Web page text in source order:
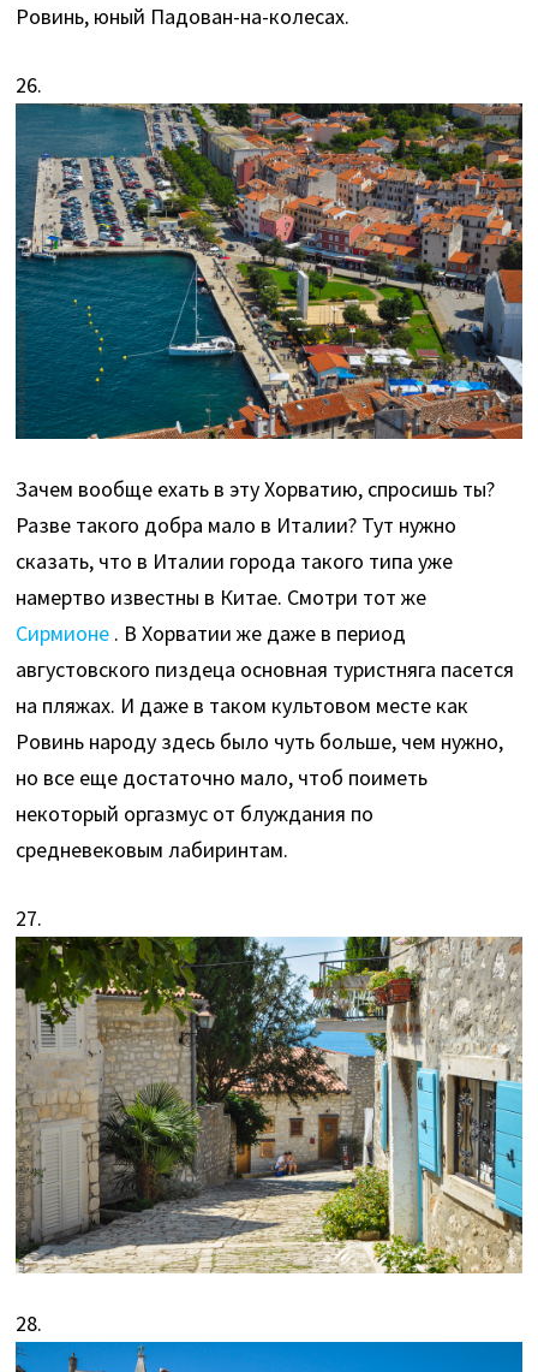
Ровинь, юный Падован-на-колесах.
26.
Зачем вообще ехать в эту Хорватию, спросишь ты?
Разве такого добра мало в Италии? Тут нужно
сказать, что в Италии города такого типа уже
намертво известны в Китае. Смотри тот же
Сирмионе . В Хорватии же даже в период
августовского пиздеца основная туристняга пасется
на пляжах. И даже в таком культовом месте как
Ровинь народу здесь было чуть больше, чем нужно,
но все еще достаточно мало, чтоб поиметь
некоторый оргазмус от блуждания по
средневековым лабиринтам.
27.
28.